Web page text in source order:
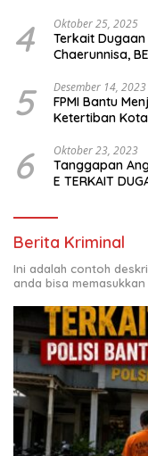
4 Oktober 25, 2025
Terkait
Chaerunnisa,
5 Desember 14, 2023
FPMI Bantu
Ketertiban
6 Oktober 23, 2023
Tanggapan
E TERKAIT
Berita Kriminal
Ini adalah contoh
anda bisa